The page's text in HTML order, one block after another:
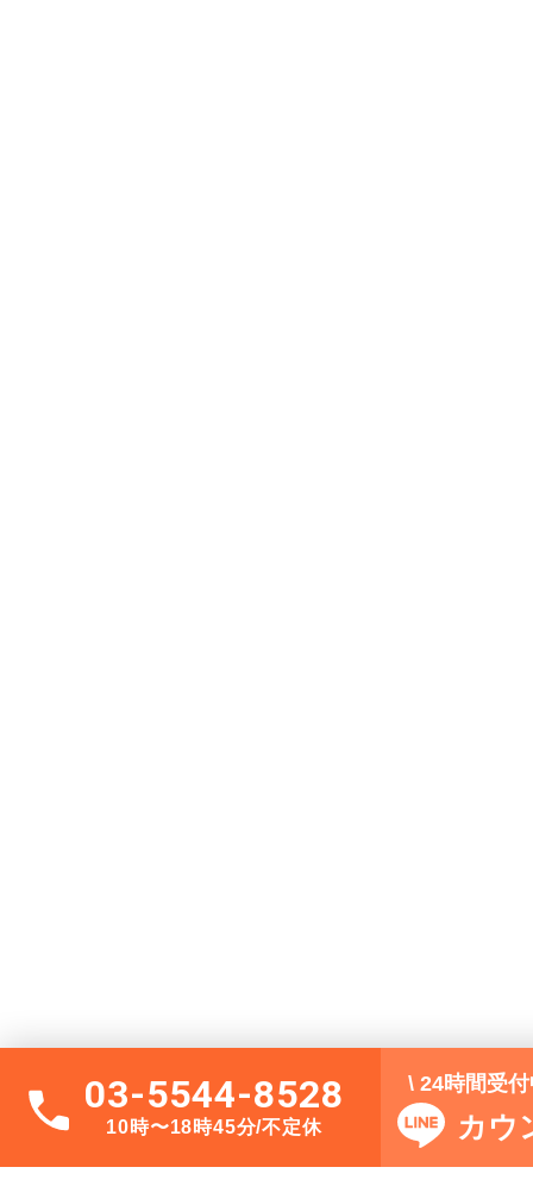
03-5544-8528
10時〜18時45分/不定休
\ 24時間受
カウ